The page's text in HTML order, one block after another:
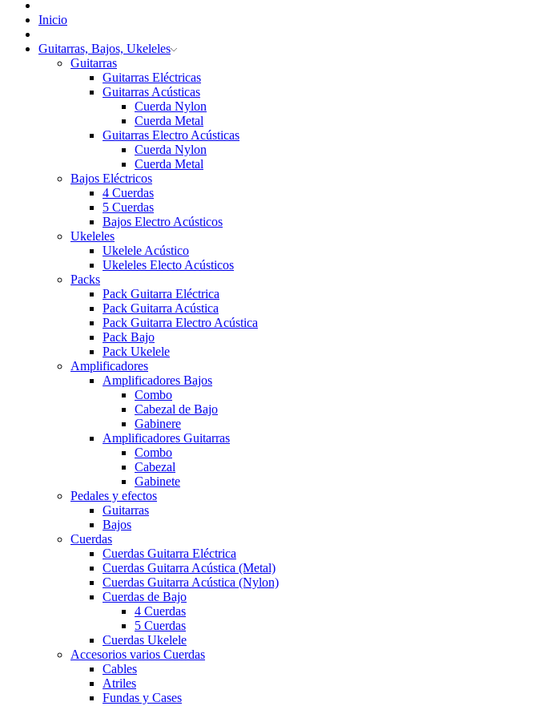
Inicio
Guitarras, Bajos, Ukeleles
Guitarras
Guitarras Eléctricas
Guitarras Acústicas
Cuerda Nylon
Cuerda Metal
Guitarras Electro Acústicas
Cuerda Nylon
Cuerda Metal
Bajos Eléctricos
4 Cuerdas
5 Cuerdas
Bajos Electro Acústicos
Ukeleles
Ukelele Acústico
Ukeleles Electo Acústicos
Packs
Pack Guitarra Eléctrica
Pack Guitarra Acústica
Pack Guitarra Electro Acústica
Pack Bajo
Pack Ukelele
Amplificadores
Amplificadores Bajos
Combo
Cabezal de Bajo
Gabinere
Amplificadores Guitarras
Combo
Cabezal
Gabinete
Pedales y efectos
Guitarras
Bajos
Cuerdas
Cuerdas Guitarra Eléctrica
Cuerdas Guitarra Acústica (Metal)
Cuerdas Guitarra Acústica (Nylon)
Cuerdas de Bajo
4 Cuerdas
5 Cuerdas
Cuerdas Ukelele
Accesorios varios Cuerdas
Cables
Atriles
Fundas y Cases